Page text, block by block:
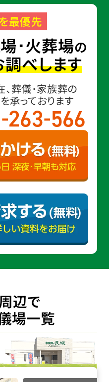
最優先
･火葬場の
調べします
、葬儀･家族葬の
承っております
-263-566
辺で
場一覧